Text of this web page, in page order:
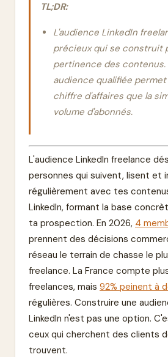
TL;DR:
L'audience LinkedIn
précieux qui se construit
pertinence des contenus.
audience qualifiée
chiffre d'affaires que la
volume d'abonnés.
L'audience LinkedIn freelance
personnes qui suivent, lisent et
régulièrement avec tes
LinkedIn, formant la base
ta prospection. En 2026, 4
prennent des décisions
réseau le terrain de chasse le
freelance. La France compte
freelances, mais 92% peinent à
régulières. Construire une
LinkedIn n'est pas une option.
ceux qui cherchent des clients
trouvent.